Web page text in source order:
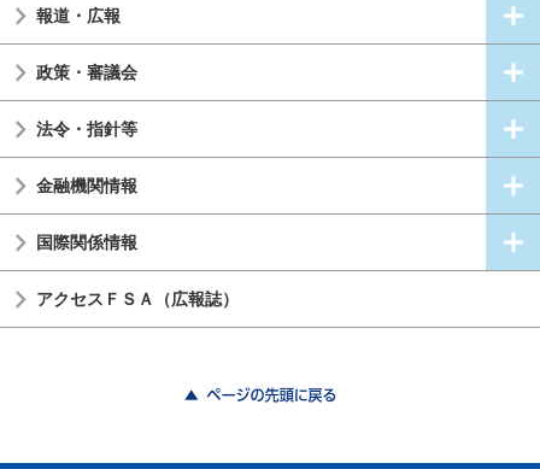
報道・広報
政策・審議会
法令・指針等
金融機関情報
国際関係情報
アクセスＦＳＡ（広報誌）